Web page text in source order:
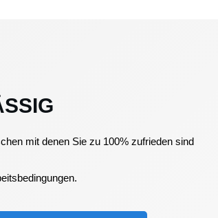
mit denen Sie zu 100% zufrieden sind